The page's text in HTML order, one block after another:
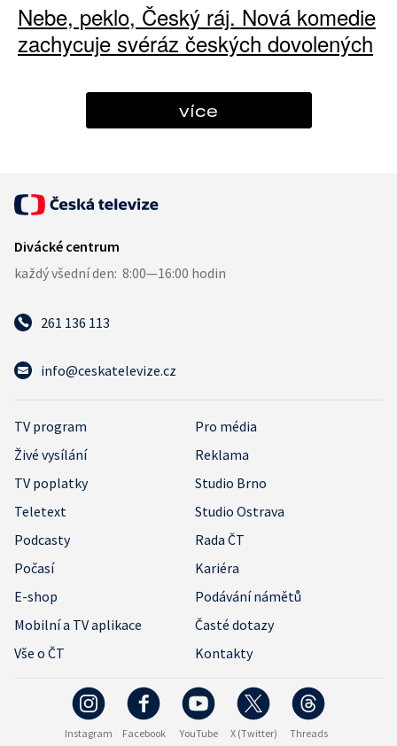
Nebe, peklo, Český ráj. Nová komedie
zachycuje svéráz českých dovolených
více
261 136 113
info@ceskatelevize.cz
TV program
Pro média
Živé vysílání
Reklama
TV poplatky
Studio Brno
Teletext
Studio Ostrava
Podcasty
Rada ČT
Počasí
Kariéra
E-shop
Podávání námětů
Mobilní a TV aplikace
Časté dotazy
Vše o ČT
Kontakty
Instagram Facebook YouTube X (Twitter) Threads